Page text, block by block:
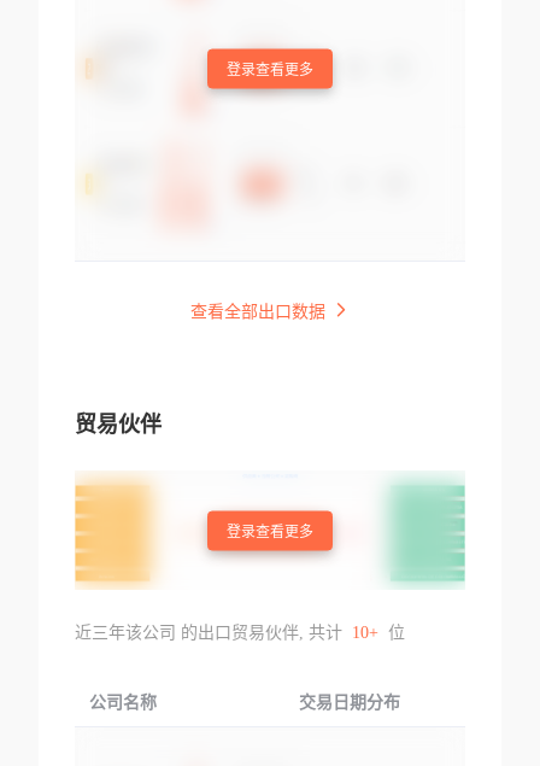
登录查看更多
查看全部出口数据
贸易伙伴
登录查看更多
近三年该公司 的出口贸易伙伴, 共计 10+ 位
公司名称 交易日期分布